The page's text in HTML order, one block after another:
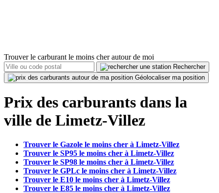
Trouver le carburant le moins cher autour de moi
Rechercher
Géolocaliser ma position
Prix des carburants dans la
ville de Limetz-Villez
Trouver le Gazole le moins cher à Limetz-Villez
Trouver le SP95 le moins cher à Limetz-Villez
Trouver le SP98 le moins cher à Limetz-Villez
Trouver le GPLc le moins cher à Limetz-Villez
Trouver le E10 le moins cher à Limetz-Villez
Trouver le E85 le moins cher à Limetz-Villez